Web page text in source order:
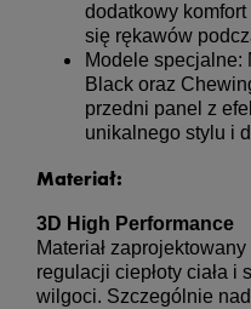
dodatkowy
się rękawów
Modele specjalne:
Black oraz
przedni panel z
unikalnego stylu i
Materiał:
3D High Performance
Materiał
regulacji ciepłoty ciała
wilgoci. Szczególnie